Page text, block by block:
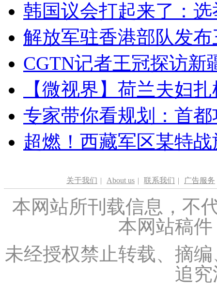
韩国议会打起来了：
解放军驻香港部队发
CGTN记者王冠探访新
【微视界】荷兰夫妇
专家带你看规划：首
超燃！西藏军区某特
关于我们 | About us | 联系我们 | 广告服务
本网站所刊载信息，不
本网站稿
未经授权禁止转载、摘
追